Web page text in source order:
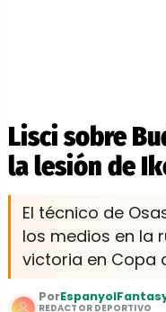
Lisci sobre
la lesión de
El técnico de
los medios en la
victoria en Copa
Por
REDACTOR DEPORTIVO